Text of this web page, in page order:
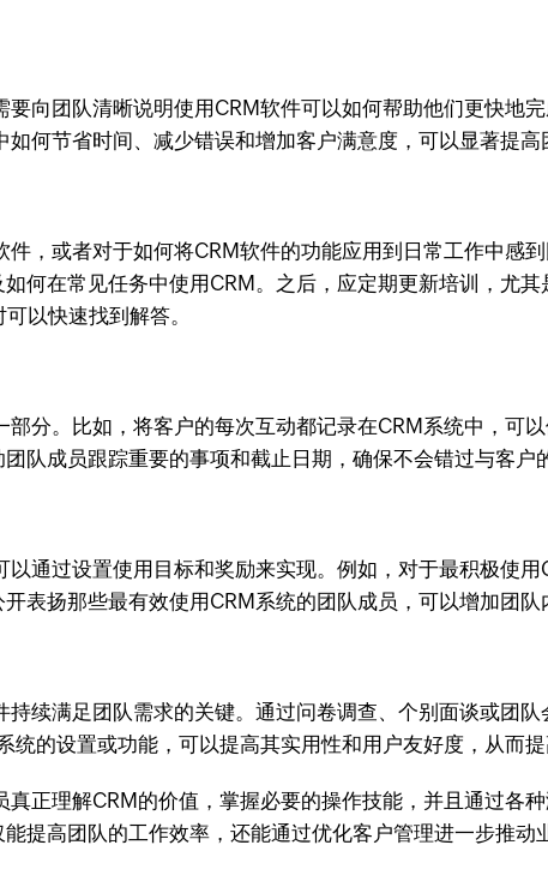
向团队清晰说明使用CRM软件可以如何帮助他们更快地
何节省时间、减少错误和增加客户满意度，可以显著提高
，或者对于如何将CRM软件的功能应用到日常工作中感
何在常见任务中使用CRM。之后，应定期更新培训，尤其
以快速找到解答。
分。比如，将客户的每次互动都记录在CRM系统中，可
队成员跟踪重要的事项和截止日期，确保不会错过与客户
通过设置使用目标和奖励来实现。例如，对于最积极使
表扬那些最有效使用CRM系统的团队成员，可以增加团队
续满足团队需求的关键。通过问卷调查、个别面谈或团
的设置或功能，可以提高其实用性和用户友好度，从而提
正理解CRM的价值，掌握必要的操作技能，并且通过各
提高团队的工作效率，还能通过优化客户管理进一步推动